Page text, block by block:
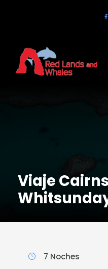
Viaje
7 Noches